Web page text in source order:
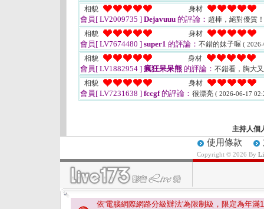
相貌 身材
會員[ LV2009735 ] Dejavuuu 的評論： 超棒，絕對優質
相貌
身材
會員[ LV7674480 ] super1 的評論： 不錯的妹子喔 (
相貌 身材
會員[ LV1882954 ] 瘋狂呆呆熊 的評論： 不錯看，胸大
相貌
身材
會員[ LV7231638 ] fccgf的評論： 很漂亮 ( 2026-06-17
主持人個
使用條款
Copyright © 2026 By
依'電腦網際網路分級辦法'為限制級，限定為年滿